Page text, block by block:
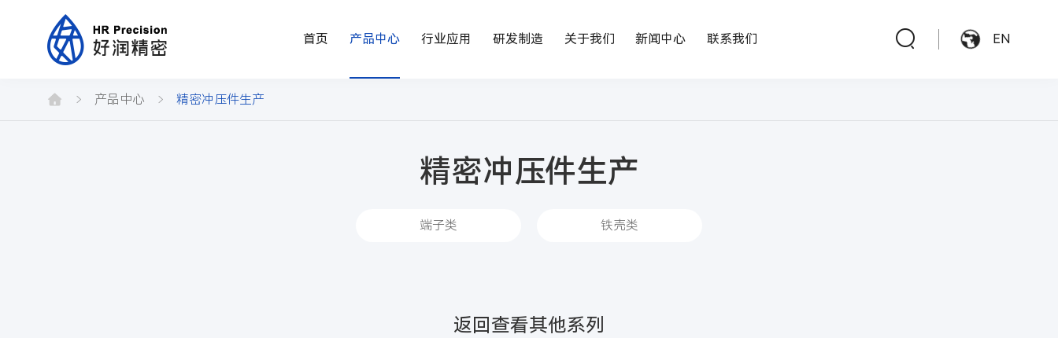
首页 产品中心 行业应用 研发制造 关于我们 新闻中心 联系我们 EN
产品中心 精密冲压件生产
精密冲压件生产
端子类 铁壳类
返回查看其他系列